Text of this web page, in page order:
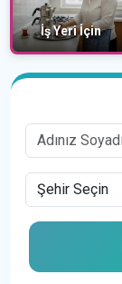
Hasta Yaşlı
Bakımı